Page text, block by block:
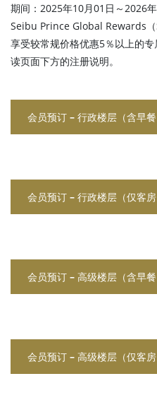
期间：2025年10月01日～2026
Seibu Prince Global Rewards（
享受较常规价格优惠5％以上的
读页面下方的注册说明。
会员预订 – 行政楼层（含早餐
会员预订 – 行政楼层（仅客房
会员预订 – 高级楼层（含早餐
会员预订 – 高级楼层（仅客房